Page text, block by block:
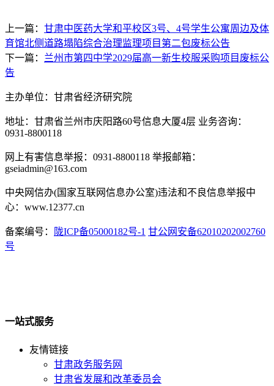
上一篇： 甘肃中医药大学和平校区3号、4号学生公寓周边及体
育馆北侧道路塌陷综合治理监理项目第二包废标公告
下一篇： 兰州市第四中学2029届高一新生校服采购项目废标公
告
主办单位：甘肃省经济研究院
地址：甘肃省兰州市庆阳路60号信息大厦4层 业务咨询：
0931-8800118
网上有害信息举报：0931-8800118 举报邮箱：
gseiadmin@163.com
中央网信办(国家互联网信息办公室)违法和不良信息举报中
心：www.12377.cn
备案编号： 陇ICP备05000182号-1 甘公网安备62010202002760
号
一站式服务
友情链接
甘肃政务服务网
甘肃省发展和改革委员会